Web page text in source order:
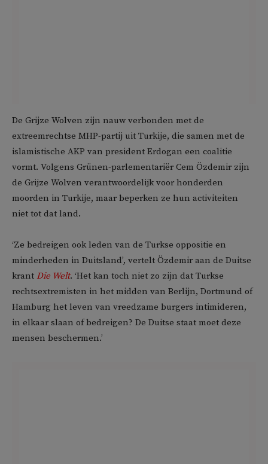
De Grijze Wolven zijn nauw verbonden met de
extreemrechtse MHP-partij uit Turkije, die samen met de
islamistische AKP van president Erdogan een coalitie
vormt. Volgens Grünen-parlementariër Cem Özdemir zijn
de Grijze Wolven verantwoordelijk voor honderden
moorden in Turkije, maar beperken ze hun activiteiten
niet tot dat land.
‘Ze bedreigen ook leden van de Turkse oppositie en
minderheden in Duitsland’, vertelt Özdemir aan de Duitse
krant Die Welt. ‘Het kan toch niet zo zijn dat Turkse
rechtsextremisten in het midden van Berlijn, Dortmund of
Hamburg het leven van vreedzame burgers intimideren,
in elkaar slaan of bedreigen? De Duitse staat moet deze
mensen beschermen.’